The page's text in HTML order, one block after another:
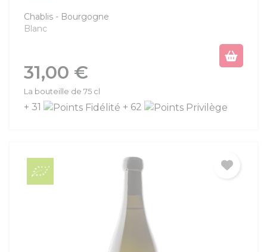
Chablis
Bourgogne
Blanc
Prix
31,00 €
La bouteille de 75 cl
+ 31 + 62